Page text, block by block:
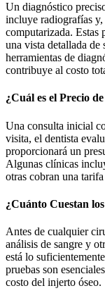
Un diagnóstico
incluye radiografías
computarizada. Estas
una vista detallada de
herramientas de
contribuye al costo
¿Cuál es el Precio
Una consulta inicial
visita, el dentista
proporcionará un
Algunas clínicas
otras cobran una tarifa
¿Cuánto Cuestan
Antes de cualquier
análisis de sangre y
está lo
pruebas son
costo del injerto óseo.